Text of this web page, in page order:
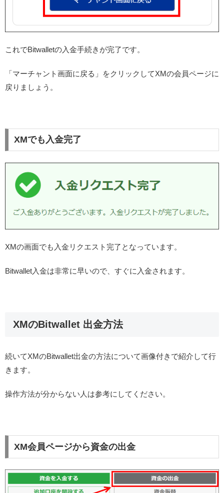
これでBitwalletの入金手続きが完了です。
「マーチャント画面に戻る」をクリックしてXMの会員ページに
戻りましょう。
XMでも入金完了
XMの画面でも入金リクエスト完了となっています。
Bitwallet入金は非常に早いので、すぐに入金されます。
XMのBitwallet 出金方法
続いてXMのBitwallet出金の方法について画像付きで紹介して行
きます。
操作方法が分からない人は参考にしてください。
XM会員ページから資金の出金